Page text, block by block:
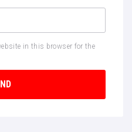
in this browser for the